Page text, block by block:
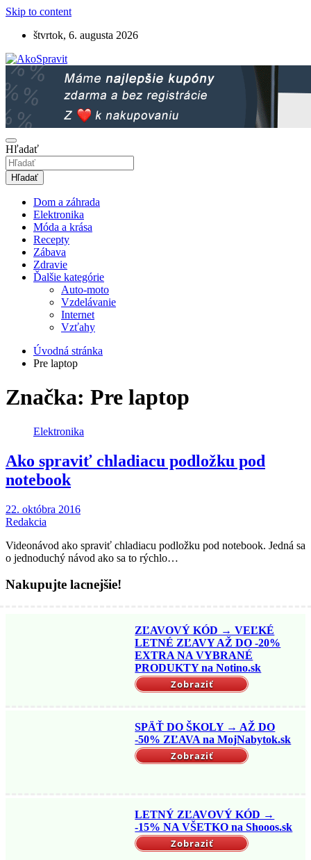
Skip to content
štvrtok, 6. augusta 2026
AkoSpravit.sk
Návody, tipy a videonávody ako spraviť
Hľadať
Hľadať
Dom a záhrada
Elektronika
Móda a krása
Recepty
Zábava
Zdravie
Ďalšie kategórie
Auto-moto
Vzdelávanie
Internet
Vzťahy
Úvodná stránka
Pre laptop
Značka: Pre laptop
Elektronika
Ako spraviť chladiacu podložku pod
notebook
22. októbra 2016
Redakcia
Videonávod ako spraviť chladiacu podložku pod notebook. Jedná sa
o jednoduchý návod ako sa to rýchlo…
Nakupujte lacnejšie!
ZĽAVOVÝ KÓD → VEĽKÉ
LETNÉ ZĽAVY AŽ DO -20%
EXTRA NA VYBRANÉ
PRODUKTY na Notino.sk
Zobraziť
SPÄŤ DO ŠKOLY → AŽ DO
-50% ZĽAVA na MojNabytok.sk
Zobraziť
LETNÝ ZĽAVOVÝ KÓD →
-15% NA VŠETKO na Shooos.sk
Zobraziť